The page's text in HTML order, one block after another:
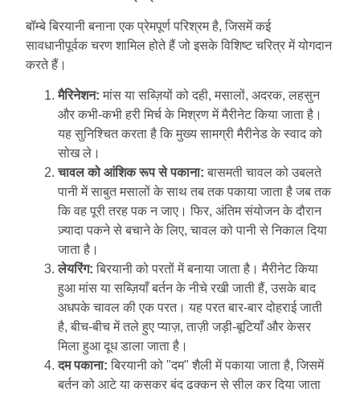
बॉम्बे बिरयानी बनाना एक प्रेमपूर्ण परिश्रम है, जिसमें कई
सावधानीपूर्वक चरण शामिल होते हैं जो इसके विशिष्ट चरित्र में योगदान
करते हैं।
मैरिनेशन: मांस या सब्ज़ियों को दही, मसालों, अदरक, लहसुन
और कभी-कभी हरी मिर्च के मिश्रण में मैरीनेट किया जाता है।
यह सुनिश्चित करता है कि मुख्य सामग्री मैरीनेड के स्वाद को
सोख ले।
चावल को आंशिक रूप से पकाना: बासमती चावल को उबलते
पानी में साबुत मसालों के साथ तब तक पकाया जाता है जब तक
कि वह पूरी तरह पक न जाए। फिर, अंतिम संयोजन के दौरान
ज़्यादा पकने से बचाने के लिए, चावल को पानी से निकाल दिया
जाता है।
लेयरिंग: बिरयानी को परतों में बनाया जाता है। मैरीनेट किया
हुआ मांस या सब्ज़ियाँ बर्तन के नीचे रखी जाती हैं, उसके बाद
अधपके चावल की एक परत। यह परत बार-बार दोहराई जाती
है, बीच-बीच में तले हुए प्याज़, ताज़ी जड़ी-बूटियाँ और केसर
मिला हुआ दूध डाला जाता है।
दम पकाना: बिरयानी को "दम" शैली में पकाया जाता है, जिसमें
बर्तन को आटे या कसकर बंद ढक्कन से सील कर दिया जाता